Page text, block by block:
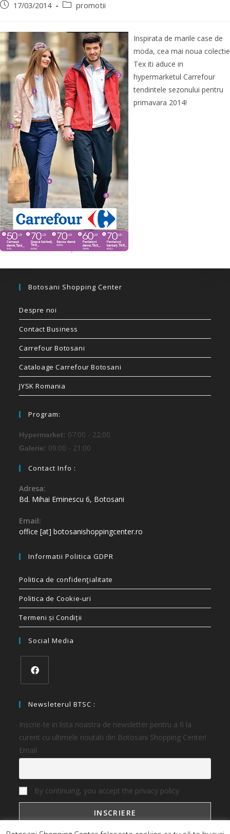
17/03/2014 promotii
Inspirata de marile case de
moda, cea mai noua colectie
Tex iti aduce in
hypermarketul Carrefour
tendintele sezonului pentru
primavara 2014!
Botosani Shopping Center
Despre noi
Contact Business
Carrefour Botosani
Cataloage Carrefour Botosani
JYSK Romania
Program:
Hypermarket: 07:00 - 22:00
Galerie: 09:00 - 21:00
Contact Info :
Adresa:
Bd. Mihai Eminescu 6, Botosani
Email:
office [at] botosanishoppingcenter.ro
Informatii Politica GDPR
Politica de confidenţialitate
Politica de Cookie-uri
Termeni și Condiții
Social Media
Newsleterul BTSC :
Inscrie-te in lista noastra de newsletter pentru a fi la
curent cu ultimele noutati din Botosani Shopping Center!
Email
By continuing, you accept the privacy policy